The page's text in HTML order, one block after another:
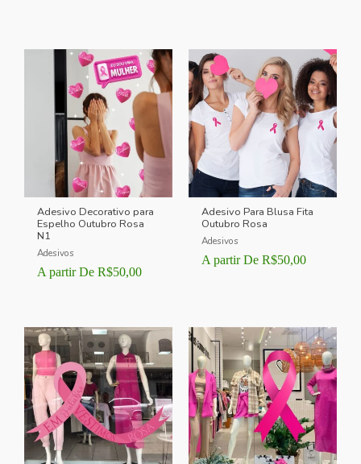
Adesivo Decorativo para
Espelho Outubro Rosa
N1
Adesivos
A partir De R$50,00
Adesivo Para Blusa Fita
Outubro Rosa
Adesivos
A partir De R$50,00